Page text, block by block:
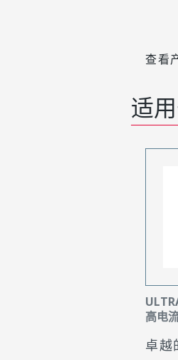
查看
适
高电
卓越